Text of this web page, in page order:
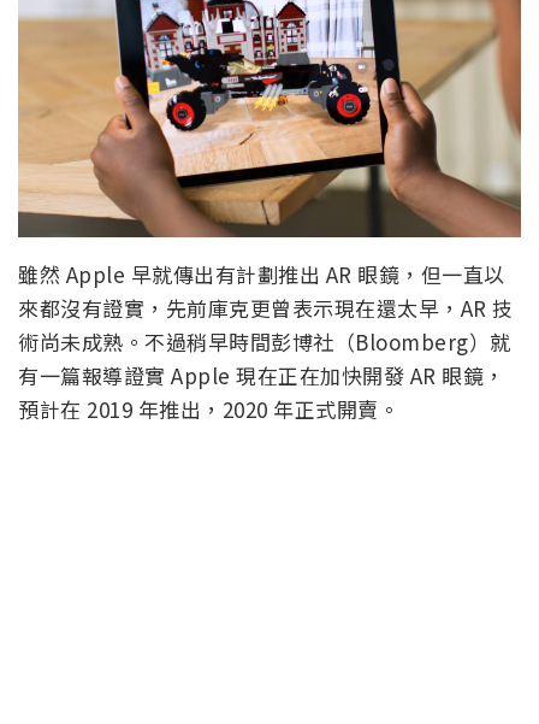
雖然 Apple 早就傳出有計劃推出 AR 眼鏡，但一直以
來都沒有證實，先前庫克更曾表示現在還太早，AR 技
術尚未成熟。不過稍早時間彭博社（Bloomberg）就
有一篇報導證實 Apple 現在正在加快開發 AR 眼鏡，
預計在 2019 年推出，2020 年正式開賣。